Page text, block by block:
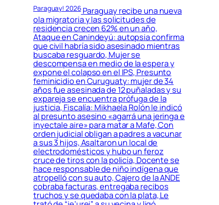
Paraguay! 2026Paraguay recibe una nueva
ola migratoria y las solicitudes de
residencia crecen 62% en un año,
Ataque en Canindeyú: autopsia confirma
que civil habría sido asesinado mientras
buscaba resguardo, Mujer se
descompensa en medio de la espera y
expone el colapso en el IPS, Presunto
feminicidio en Curuguaty: mujer de 34
años fue asesinada de 12 puñaladas y su
expareja se encuentra prófuga de la
justicia, Fiscalía: Mikhaela Rolón le indicó
al presunto asesino «agarrá una jeringa e
inyectale aire» para matar a Mafe, Con
orden judicial obligan a padres a vacunar
a sus 3 hijos, Asaltaron un local de
electrodomésticos y hubo un feroz
cruce de tiros con la policía, Docente se
hace responsable de niño indígena que
atropelló con su auto, Cajero de la ANDE
cobraba facturas, entregaba recibos
truchos y se quedaba con la plata, Le